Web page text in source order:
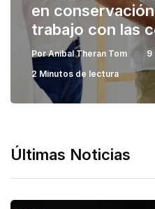
en
trabajo con las
PorAnibal Theran Tom
9
2 Minutos de lectura
Últimas Noticias